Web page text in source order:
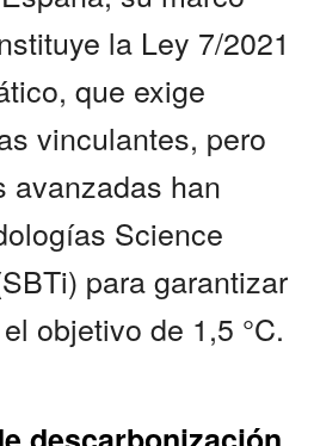
la Ley 7/2021
que exige
vinculantes, pero
avanzadas han
Science
para garantizar
objetivo de 1,5 °C.